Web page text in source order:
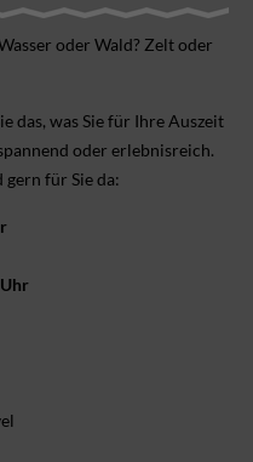
oder Wald? Zelt oder
das, was Sie für Ihre Aus­zeit
oder erlebnis­reich.
für Sie da: